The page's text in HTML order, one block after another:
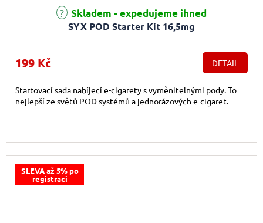
SYX POD Starter Kit 16,5mg
Průměrné hodnocení produktu je 5,0 z 5 hvězdiček.
Skladem - expedujeme ihned
199 Kč DETAIL
Startovací sada nabíjecí e-cigarety s vyměnitelnými pody. To
nejlepší ze světů POD systémů a jednorázových e-cigaret.
SLEVA až 5% po
registraci